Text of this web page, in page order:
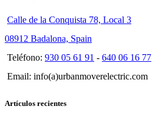
Calle de la Conquista 78, Local 3
08912 Badalona, Spain
Teléfono: 930 05 61 91 - 640 06 16 77
Email: info(a)urbanmoverelectric.com
Artículos recientes